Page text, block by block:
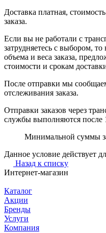
Доставка платная,
заказа.
Если вы не работали с
затрудняетесь с выбором,
объема и веса заказа,
стоимости и срокам
После отправки мы
отслеживания заказа.
Отправки заказов через
службы выполняются после
Минимальной суммы
Данное условие действует
Назад к списку
Интернет-магазин
Каталог
Акции
Бренды
Услуги
Компания